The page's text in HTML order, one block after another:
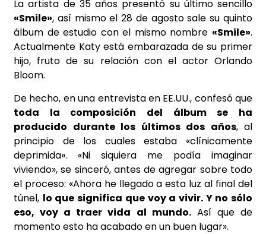
La artista de 35 años presentó su último sencillo
«Smile», así mismo el 28 de agosto sale su quinto
álbum de estudio con el mismo nombre «Smile».
Actualmente Katy está embarazada de su primer
hijo, fruto de su relación con el actor Orlando
Bloom.
De hecho, en una entrevista en EE.UU., confesó que
toda la composición del álbum se ha
producido durante los últimos dos años, al
principio de los cuales estaba «clínicamente
deprimida». «Ni siquiera me podía imaginar
viviendo», se sinceró, antes de agregar sobre todo
el proceso: «Ahora he llegado a esta luz al final del
túnel, lo que significa que voy a vivir. Y no sólo
eso, voy a traer vida al mundo.Así que de
momento esto ha acabado en un buen lugar».